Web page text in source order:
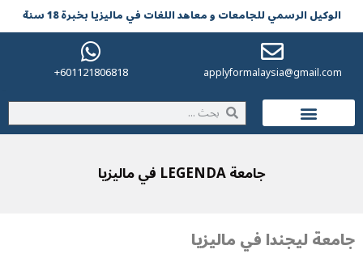
الوکیل الرسمي للجامعات و معاهد اللغات في مالیزیا بخبرة 18 سنة
applyformalaysia@gmail.com
601121806818+
جامعة LEGENDA في ماليزيا
جامعة ليجندا في ماليزيا